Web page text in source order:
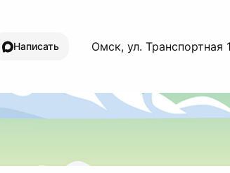
Написать Омск, ул. Транспортная